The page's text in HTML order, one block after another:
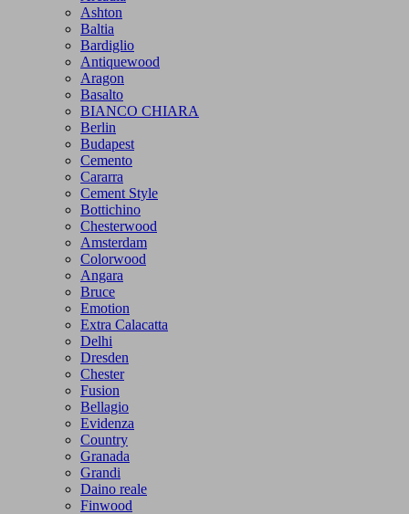
Ashton
Baltia
Bardiglio
Antiquewood
Aragon
Basalto
BIANCO CHIARA
Berlin
Budapest
Cemento
Cararra
Cement Style
Bottichino
Chesterwood
Amsterdam
Colorwood
Angara
Bruce
Emotion
Extra Calacatta
Delhi
Dresden
Chester
Fusion
Bellagio
Evidenza
Country
Granada
Grandi
Daino reale
Finwood